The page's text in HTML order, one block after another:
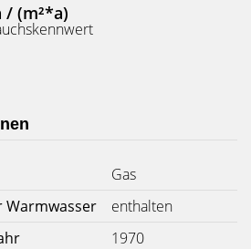
/ (m²*a)
Gas
Warmwasser
enthalten
1970